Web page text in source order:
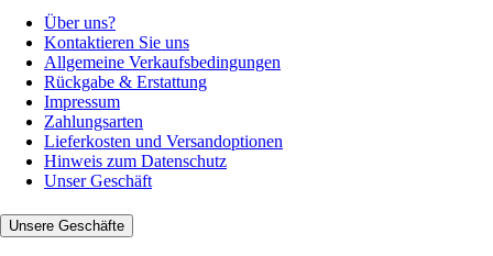
Über uns?
Kontaktieren Sie uns
Allgemeine Verkaufsbedingungen
Rückgabe & Erstattung
Impressum
Zahlungsarten
Lieferkosten und Versandoptionen
Hinweis zum Datenschutz
Unser Geschäft
Unsere Geschäfte